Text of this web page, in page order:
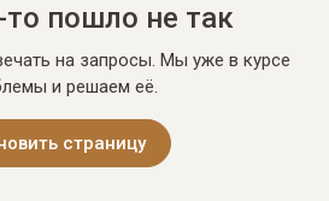
то пошло не так
на запросы. Мы уже в курсе
и решаем её.
страницу